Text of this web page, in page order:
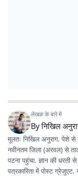
लेखक के बारे में
Byनिखिल
मूलतः निखिल अनुराग. पेशे से
नवीनतम जिला (अरवल) से
पटना पहुंचा. ज्ञान की धरती
पत्रकारिता में पोस्ट